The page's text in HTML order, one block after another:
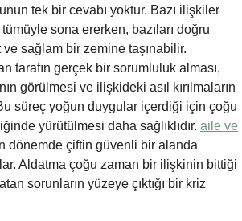
tek bir cevabı yoktur. Bazı ilişkiler
sona ererken, bazıları doğru
sağlam bir zemine taşınabilir.
tarafın gerçek bir sorumluluk alması,
görülmesi ve ilişkideki asıl kırılmaların
süreç yoğun duygular içerdiği için çoğu
yürütülmesi daha sağlıklıdır. aile ve
dönemde çiftin güvenli bir alanda
Aldatma çoğu zaman bir ilişkinin bittiği
sorunların yüzeye çıktığı bir kriz